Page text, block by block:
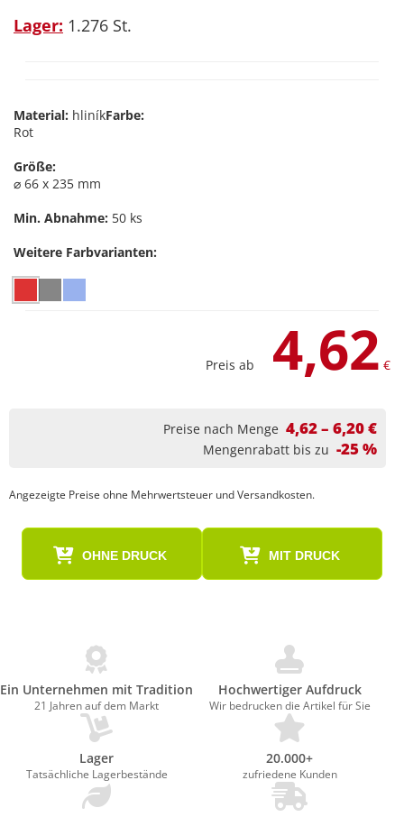
Lager: 1.276 St.
Material: hliníkFarbe:
Rot
Größe:
⌀ 66 x 235 mm
Min. Abnahme: 50 ks
Weitere Farbvarianten:
Preis ab 4,62 €
Preise nach Menge 4,62 – 6,20 €
Mengenrabatt bis zu -25 %
Angezeigte Preise ohne Mehrwertsteuer und Versandkosten.
OHNE DRUCK MIT DRUCK
Ein Unternehmen mit Tradition
21 Jahren auf dem Markt
Hochwertiger Aufdruck
Wir bedrucken die Artikel für Sie
Lager
Tatsächliche Lagerbestände
20.000+
zufriedene Kunden